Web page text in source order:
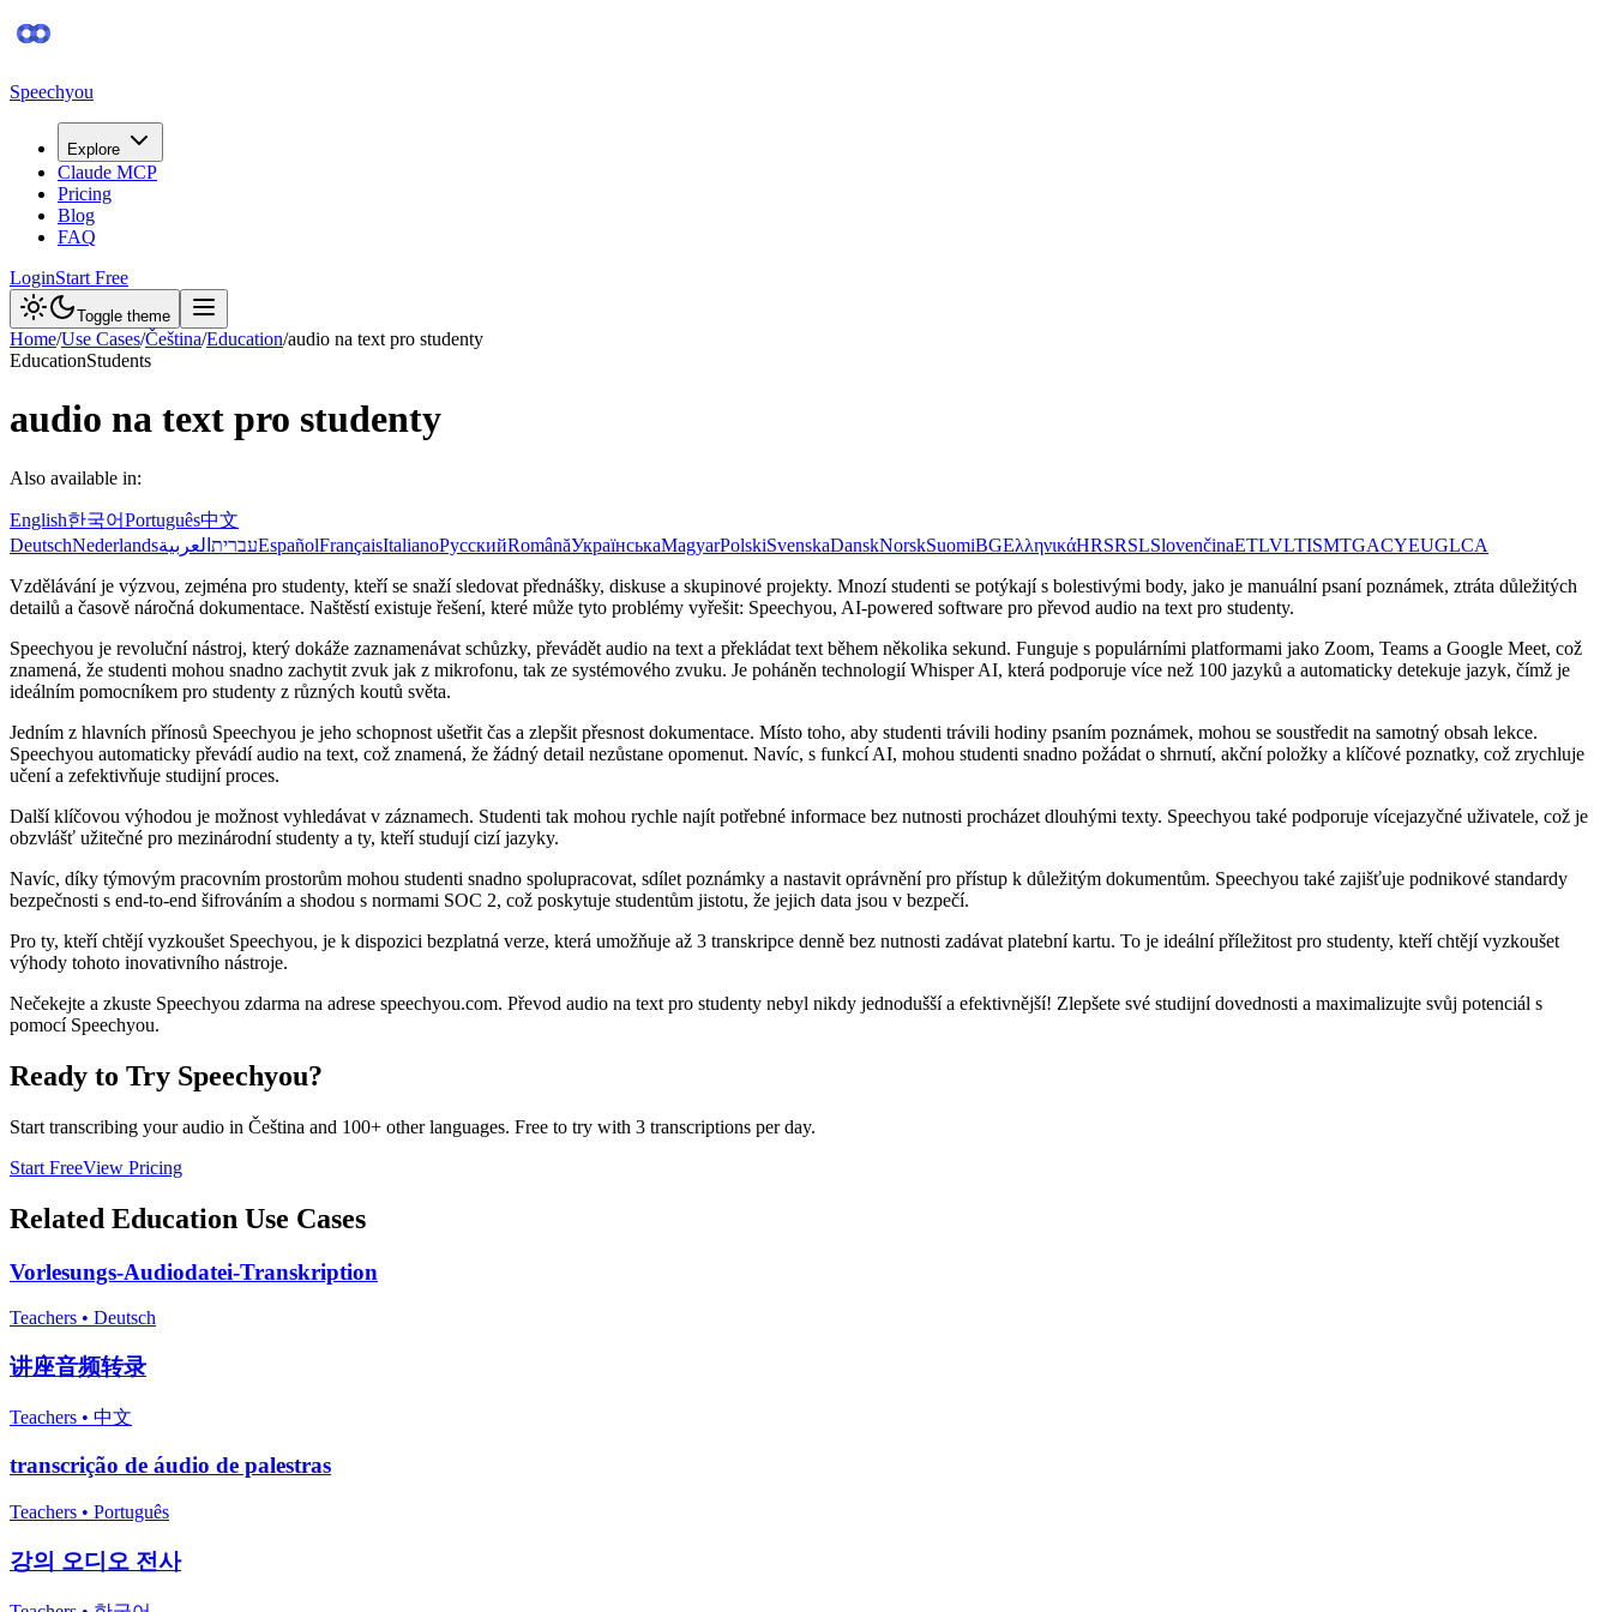
Speechyou
Explore
Claude MCP
Pricing
Blog
FAQ
LoginStart Free
Toggle theme
Home/Use Cases/Čeština/Education/audio na text pro studenty
EducationStudents
audio na text pro studenty
Also available in:
English한국어Português中文
DeutschNederlands עברית العربية EspañolFrançaisItalianoРусскийRomânăУкраїнськаMagyarPolskiSvenskaDanskNorskSuomiBGΕλληνικάHRSRSLSlovenčinaETLVLTISMTGACYEUGLCA
Vzdělávání je výzvou, zejména pro studenty, kteří se snaží sledovat přednášky, diskuse a skupinové projekty. Mnozí studenti se potýkají s bolestivými body, jako je manuální psaní poznámek, ztráta důležitých
detailů a časově náročná dokumentace. Naštěstí existuje řešení, které může tyto problémy vyřešit: Speechyou, AI-powered software pro převod audio na text pro studenty.
Speechyou je revoluční nástroj, který dokáže zaznamenávat schůzky, převádět audio na text a překládat text během několika sekund. Funguje s populárními platformami jako Zoom, Teams a Google Meet, což
znamená, že studenti mohou snadno zachytit zvuk jak z mikrofonu, tak ze systémového zvuku. Je poháněn technologií Whisper AI, která podporuje více než 100 jazyků a automaticky detekuje jazyk, čímž je
ideálním pomocníkem pro studenty z různých koutů světa.
Jedním z hlavních přínosů Speechyou je jeho schopnost ušetřit čas a zlepšit přesnost dokumentace. Místo toho, aby studenti trávili hodiny psaním poznámek, mohou se soustředit na samotný obsah lekce.
Speechyou automaticky převádí audio na text, což znamená, že žádný detail nezůstane opomenut. Navíc, s funkcí AI, mohou studenti snadno požádat o shrnutí, akční položky a klíčové poznatky, což zrychluje
učení a zefektivňuje studijní proces.
Další klíčovou výhodou je možnost vyhledávat v záznamech. Studenti tak mohou rychle najít potřebné informace bez nutnosti procházet dlouhými texty. Speechyou také podporuje vícejazyčné uživatele, což je
obzvlášť užitečné pro mezinárodní studenty a ty, kteří studují cizí jazyky.
Navíc, díky týmovým pracovním prostorům mohou studenti snadno spolupracovat, sdílet poznámky a nastavit oprávnění pro přístup k důležitým dokumentům. Speechyou také zajišťuje podnikové standardy
bezpečnosti s end-to-end šifrováním a shodou s normami SOC 2, což poskytuje studentům jistotu, že jejich data jsou v bezpečí.
Pro ty, kteří chtějí vyzkoušet Speechyou, je k dispozici bezplatná verze, která umožňuje až 3 transkripce denně bez nutnosti zadávat platební kartu. To je ideální příležitost pro studenty, kteří chtějí vyzkoušet
výhody tohoto inovativního nástroje.
Nečekejte a zkuste Speechyou zdarma na adrese speechyou.com. Převod audio na text pro studenty nebyl nikdy jednodušší a efektivnější! Zlepšete své studijní dovednosti a maximalizujte svůj potenciál s
pomocí Speechyou.
Ready to Try Speechyou?
Start transcribing your audio in Čeština and 100+ other languages. Free to try with 3 transcriptions per day.
Start FreeView Pricing
Related Education Use Cases
Vorlesungs-Audiodatei-Transkription
Teachers • Deutsch
讲座音频转录
Teachers • 中文
transcrição de áudio de palestras
Teachers • Português
강의 오디오 전사